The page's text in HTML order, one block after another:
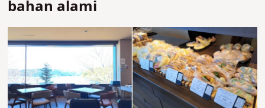
bahan alami